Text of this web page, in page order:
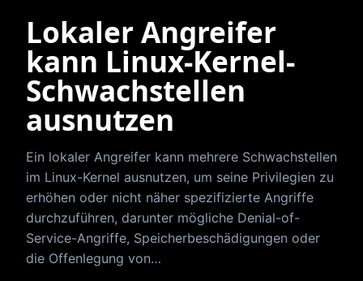
Lokaler Angreifer
kann Linux-Kernel-
Schwachstellen
ausnutzen
Ein lokaler Angreifer kann mehrere Schwachstellen
im Linux-Kernel ausnutzen, um seine Privilegien zu
erhöhen oder nicht näher spezifizierte Angriffe
durchzuführen, darunter mögliche Denial-of-
Service-Angriffe, Speicherbeschädigungen oder
die Offenlegung von…